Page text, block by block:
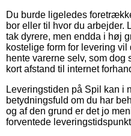
Du burde ligeledes
bor eller til hvor du arbejder.
tak dyrere, men endda i høj
kostelige form for levering
hente varerne selv, som dog
kort afstand til internet
Leveringstiden på Spil kan
betydningsfuld om du har
og af den grund er det jo
forventede